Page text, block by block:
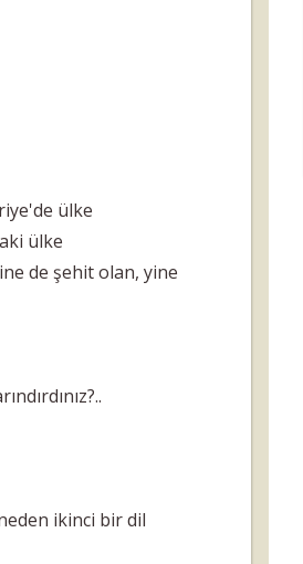
ülke
ülke
de şehit olan, yine
ikinci bir dil